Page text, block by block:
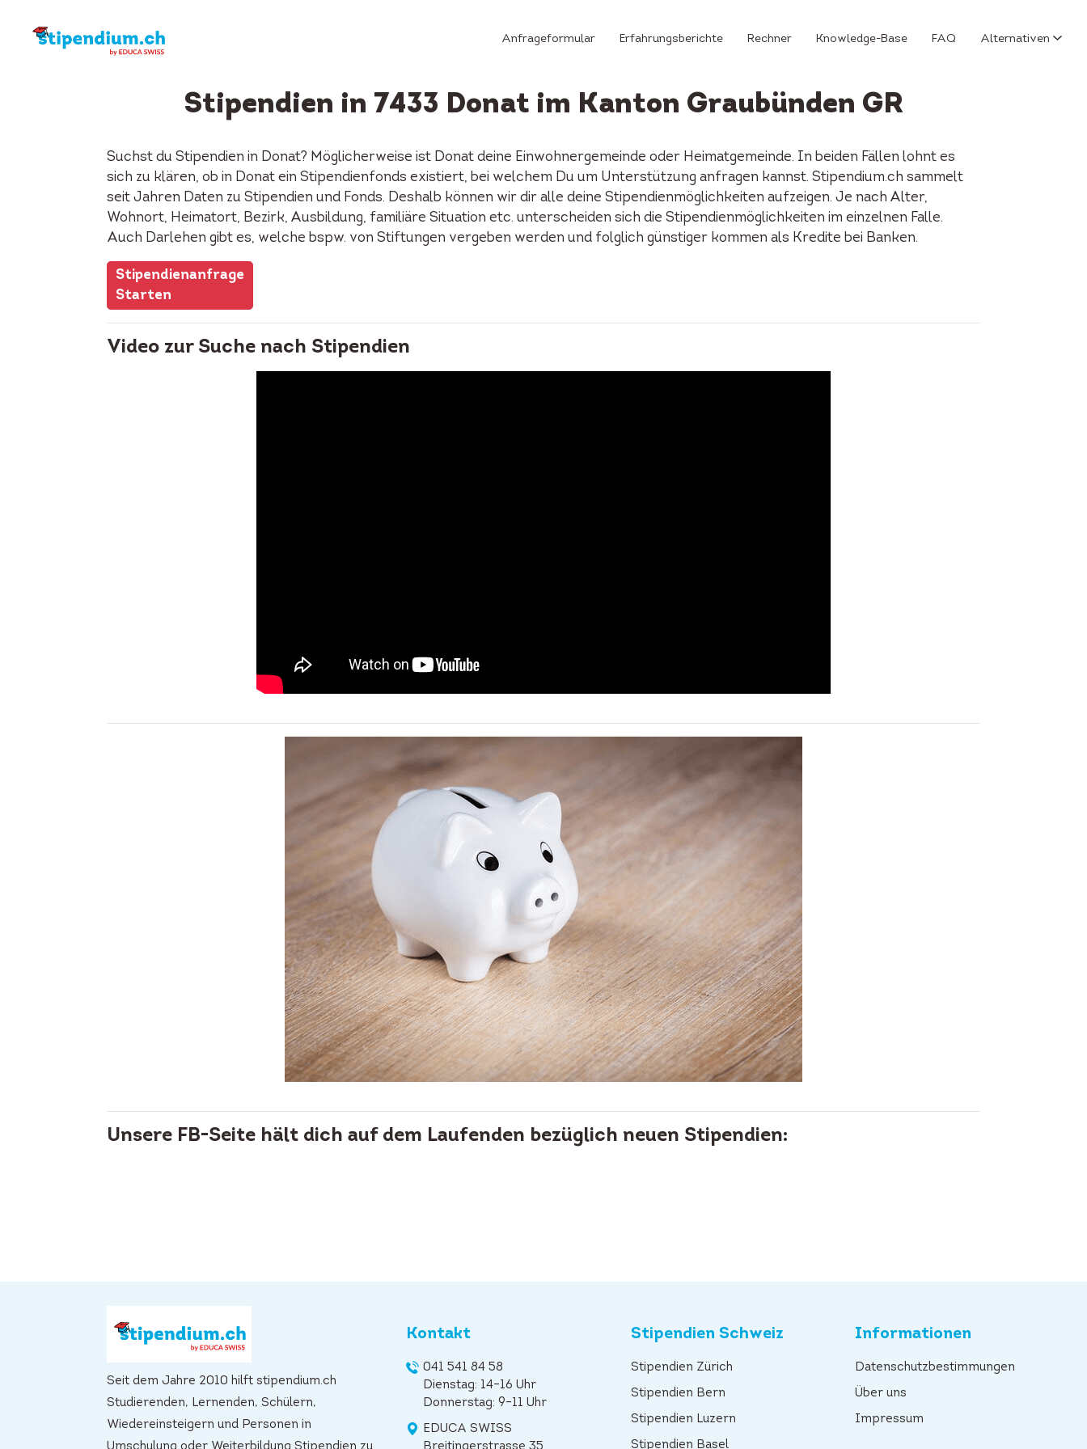
Anfrageformular Erfahrungsberichte Rechner Knowledge-Base FAQ Alternativen
Stipendien in 7433 Donat im Kanton Graubünden GR
Suchst du Stipendien in Donat? Möglicherweise ist Donat deine Einwohnergemeinde oder Heimatgemeinde. In beiden Fällen lohnt es
sich zu klären, ob in Donat ein Stipendienfonds existiert, bei welchem Du um Unterstützung anfragen kannst. Stipendium.ch sammelt
seit Jahren Daten zu Stipendien und Fonds. Deshalb können wir dir alle deine Stipendienmöglichkeiten aufzeigen. Je nach Alter,
Wohnort, Heimatort, Bezirk, Ausbildung, familiäre Situation etc. unterscheiden sich die Stipendienmöglichkeiten im einzelnen Falle.
Auch Darlehen gibt es, welche bspw. von Stiftungen vergeben werden und folglich günstiger kommen als Kredite bei Banken.
Stipendienanfrage
Starten
Video zur Suche nach Stipendien
Unsere FB-Seite hält dich auf dem Laufenden bezüglich neuen Stipendien:
Seit dem Jahre 2010 hilft stipendium.ch
Studierenden, Lernenden, Schülern,
Wiedereinsteigern und Personen in
Kontakt
041 541 84 58
Dienstag: 14–16 Uhr
Donnerstag: 9–11 Uhr
EDUCA SWISS
Stipendien Schweiz
Stipendien Zürich
Stipendien Bern
Stipendien Luzern
Stipendien Basel
Informationen
Datenschutzbestimmungen
Über uns
Impressum